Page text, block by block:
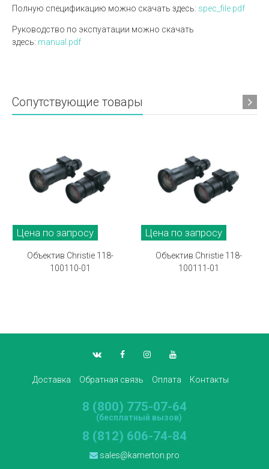
Полную спецификацию можно скачать здесь: spec_file.pdf
Руководство по экспуатации можно скачать
здесь: manual.pdf
Сопутствующие товары
Цена по запросу
Объектив Christie 118-
100110-01
Цена по запросу
Объектив Christie 118-
100111-01
Доставка Обратная связь Оплата Контакты
8 (800) 775-07-64
(бесплатный вызов)
8 (812) 606-74-84
sales@kamerton.pro